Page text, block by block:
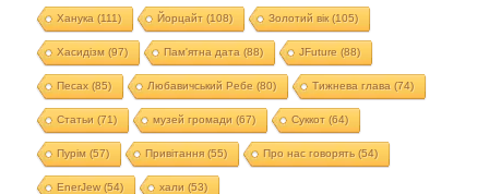
Ханука (111) Йорцайт (108) Золотий вік(105)
Хасидізм (97) Пам'ятна дата (88) JFuture (88)
Песах(85) Любавичський Ребе (80) Тижнева глава (74)
Статьи (71) музей громади (67) Суккот (64)
Пурім (57) Привітання(55) Про нас говорять (54)
EnerJew(54) хали (53)